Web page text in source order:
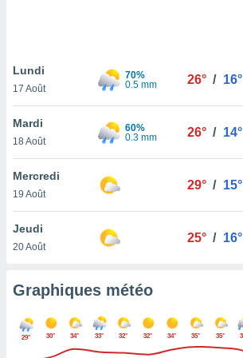
pas
de
à
cas,
que
sur le
que
ne
Lundi
17 Août
70%
0.5 mm
26° / 16°
Mardi
18 Août
60%
0.3 mm
26° / 14°
Mercredi
19 Août
29° / 15°
Jeudi
20 Août
25° / 16°
Graphiques météo
29° 30° 34° 33° 32° 32° 34° 35° 35°